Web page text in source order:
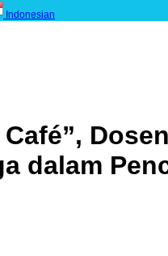
Indonesian
dalam